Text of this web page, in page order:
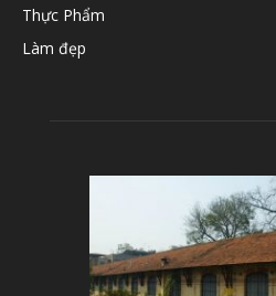
Thực Phẩm
Làm đẹp